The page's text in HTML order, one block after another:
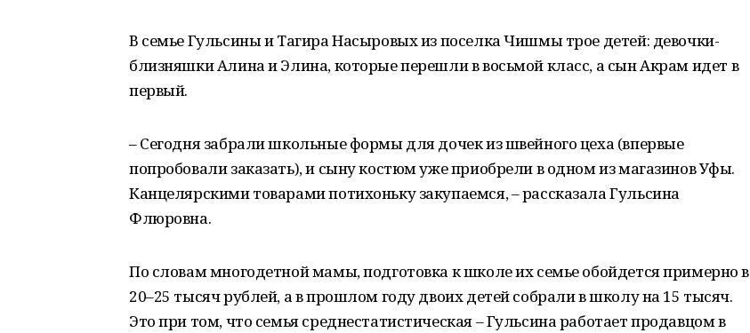
В семье Гульсины и Тагира Насыровых из поселка Чишмы трое детей: девочки-
близняшки Алина и Элина, которые перешли в восьмой класс, а сын Акрам идет в
первый.
– Сегодня забрали школьные формы для дочек из швейного цеха (впервые
попробовали заказать), и сыну костюм уже приобрели в одном из магазинов Уфы.
Канцелярскими товарами потихоньку закупаемся, – рассказала Гульсина
Флюровна.
По словам многодетной мамы, подготовка к школе их семье обойдется примерно в
20–25 тысяч рублей, а в прошлом году двоих детей собрали в школу на 15 тысяч.
Это при том, что семья среднестатистическая – Гульсина работает продавцом в